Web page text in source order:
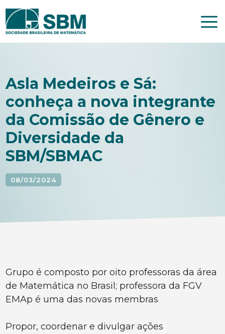
Pular
para
Asla Medeiros e Sá:
conheça a nova integrante
da Comissão de Gênero e
Diversidade da
SBM/SBMAC
08/03/2024
Grupo é composto por oito professoras da área
de Matemática no Brasil; professora da FGV
EMAp é uma das novas membras
Propor, coordenar e divulgar ações